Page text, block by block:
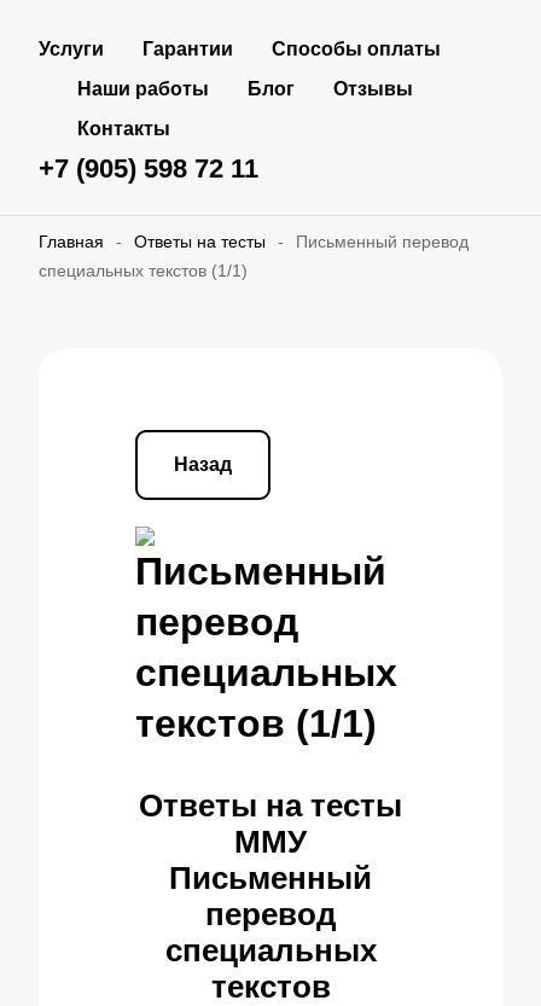
Услуги Гарантии
Способы оплаты
Наши работы
Блог
Отзывы
Контакты
+7 (905) 598 72 11
Главная - Ответы на тесты -
Письменный перевод
специальных текстов (1/1)
Назад
Письменный
перевод
специальных
текстов (1/1)
Ответы на тесты
ММУ
Письменный
перевод
специальных
текстов